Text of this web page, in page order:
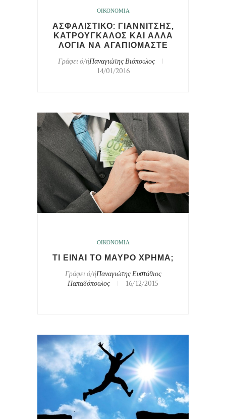
ΟΙΚΟΝΟΜΙΑ
ΑΣΦΑΛΙΣΤΙΚΟ: ΓΙΑΝΝΙΤΣΗΣ,
ΚΑΤΡΟΥΓΚΑΛΟΣ ΚΑΙ ΑΛΛΑ
ΛΟΓΙΑ ΝΑ ΑΓΑΠΙΟΜΑΣΤΕ
Γράφει ό/ήΠαναγιώτης Βιόπουλος
14/01/2016
ΟΙΚΟΝΟΜΙΑ
ΤΙ ΕΙΝΑΙ ΤΟ ΜΑΥΡΟ ΧΡΗΜΑ;
Γράφει ό/ήΠαναγιώτης Ευστάθιος
Παπαδόπουλος
16/12/2015